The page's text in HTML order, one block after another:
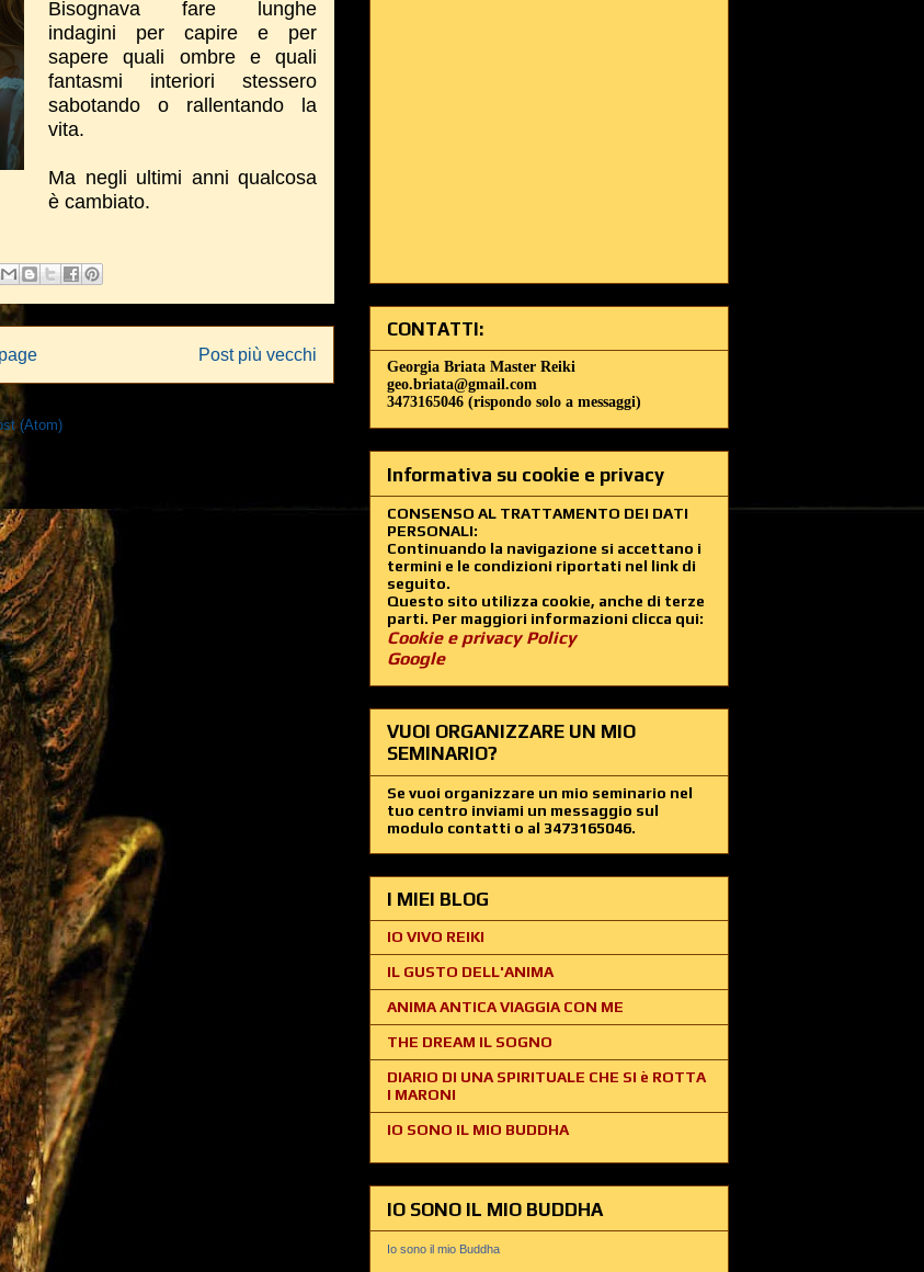
Bisognava fare lunghe
indagini per capire e per
sapere quali ombre e quali
fantasmi interiori stessero
sabotando o rallentando la
vita.
Ma negli ultimi anni qualcosa
è cambiato.
Post più vecchi
(Atom)
CONTATTI:
Georgia Briata Master Reiki
geo.briata@gmail.com
3473165046 (rispondo solo a messaggi)
Informativa su cookie e privacy
CONSENSO AL TRATTAMENTO DEI DATI
PERSONALI:
Continuando la navigazione si accettano i
termini e le condizioni riportati nel link di
seguito.
Questo sito utilizza cookie, anche di terze
parti. Per maggiori informazioni clicca qui:
Cookie e privacy Policy
Google
VUOI ORGANIZZARE UN MIO
SEMINARIO?
Se vuoi organizzare un mio seminario nel
tuo centro inviami un messaggio sul
modulo contatti o al 3473165046.
I MIEI BLOG
IO VIVO REIKI
IL GUSTO DELL'ANIMA
ANIMA ANTICA VIAGGIA CON ME
THE DREAM IL SOGNO
DIARIO DI UNA SPIRITUALE CHE SI è ROTTA
I MARONI
IO SONO IL MIO BUDDHA
IO SONO IL MIO BUDDHA
Io sono il mio Buddha